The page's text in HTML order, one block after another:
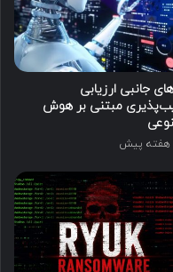
جانبی ارزیابی
مبتنی بر هوش